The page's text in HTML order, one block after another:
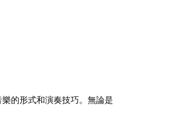
的形式和演奏技巧。無論是